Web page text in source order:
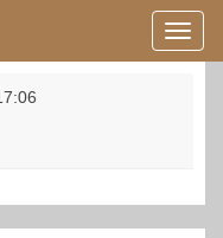
用
户